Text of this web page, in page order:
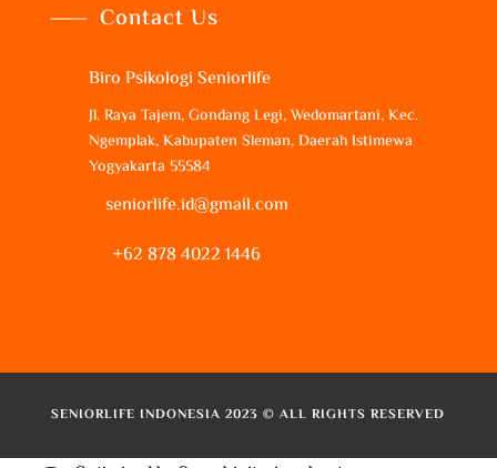
Contact Us
Biro Psikologi Seniorlife
Jl. Raya Tajem, Gondang Legi, Wedomartani, Kec.
Ngemplak, Kabupaten Sleman, Daerah Istimewa
Yogyakarta 55584
seniorlife.id@gmail.com
+62 878 4022 1446
SENIORLIFE INDONESIA 2023 © ALL RIGHTS RESERVED